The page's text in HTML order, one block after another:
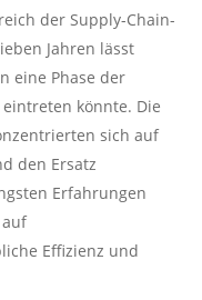
der Supply-Chain-
Jahren lässt
eine Phase der
könnte. Die
sich auf
den Ersatz
Erfahrungen
Effizienz und